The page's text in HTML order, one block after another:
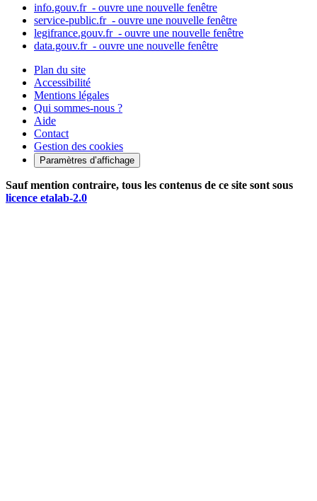
info.gouv.fr - ouvre une nouvelle fenêtre
service-public.fr - ouvre une nouvelle fenêtre
legifrance.gouv.fr - ouvre une nouvelle fenêtre
data.gouv.fr - ouvre une nouvelle fenêtre
Plan du site
Accessibilité
Mentions légales
Qui sommes-nous ?
Aide
Contact
Gestion des cookies
Paramètres d’affichage
Sauf mention contraire, tous les contenus de ce site sont sous
licence etalab-2.0